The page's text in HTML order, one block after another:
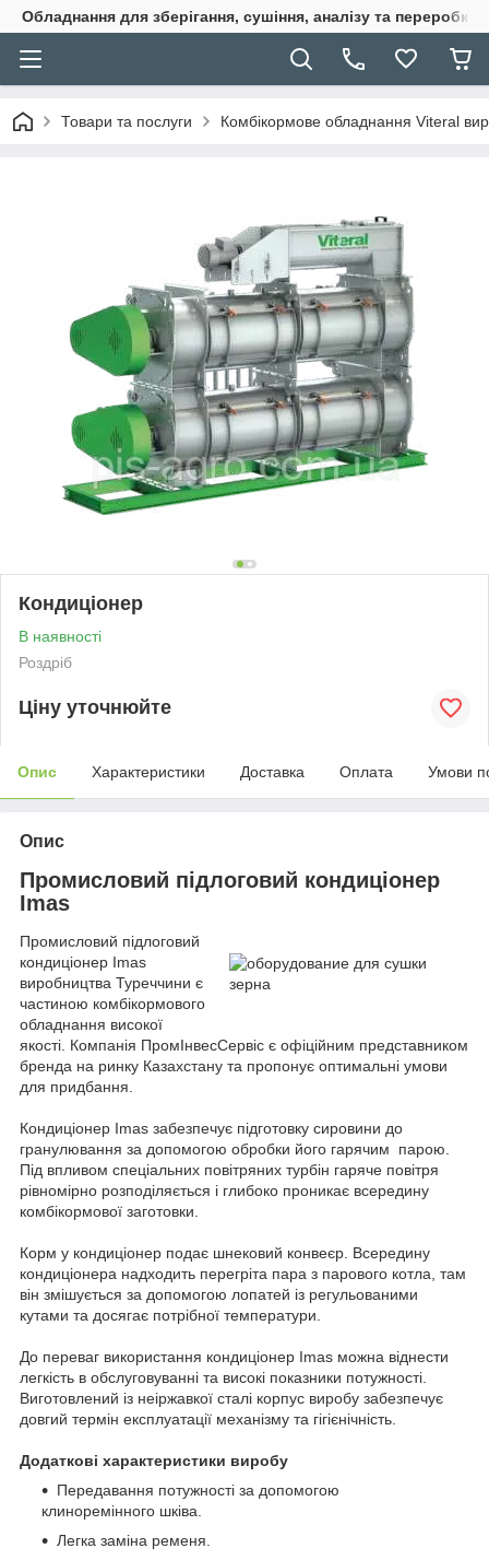
Обладнання для зберігання, сушіння, аналізу та переробки
Товари та послуги Комбікормове обладнання Viteral
Кондиціонер
В наявності
Роздріб
Ціну уточнюйте
Опис Характеристики Доставка Оплата Умови
Опис
Промисловий підлоговий кондиціонер
Imas
Промисловий підлоговий
кондиціонер Imas
виробництва Туреччини є
частиною комбікормового
обладнання високої
якості. Компанія ПромІнвесСервіс є офіційним представником
бренда на ринку Казахстану та пропонує оптимальні умови
для придбання.
Кондиціонер Imas забезпечує підготовку сировини до
гранулювання за допомогою обробки його гарячим парою.
Під впливом спеціальних повітряних турбін гаряче повітря
рівномірно розподіляється і глибоко проникає всередину
комбікормової заготовки.
Корм у кондиціонер подає шнековий конвеєр. Всередину
кондиціонера надходить перегріта пара з парового котла, там
він змішується за допомогою лопатей із регульованими
кутами та досягає потрібної температури.
До переваг використання кондиціонер Imas можна віднести
легкість в обслуговуванні та високі показники потужності.
Виготовлений із неіржавкої сталі корпус виробу забезпечує
довгий термін експлуатації механізму та гігієнічність.
Додаткові характеристики виробу
Передавання потужності за допомогою
клиноремінного шківа.
Легка заміна ременя.